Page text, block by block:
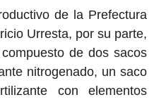
de la Prefectura
Urresta, por su parte,
de dos sacos
nitrogenado, un saco
con elementos